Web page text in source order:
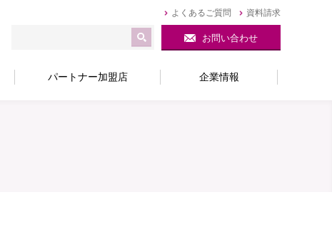
資料請求
よくあるご質問
お問い合わせ
パートナー加盟店 企業情報